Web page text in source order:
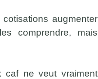
augmenter
comprendre, mais
caf ne veut vraiment